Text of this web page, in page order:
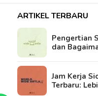
ARTIKEL TERBARU
Pengertian
dan
Jam Kerja
Terbaru: